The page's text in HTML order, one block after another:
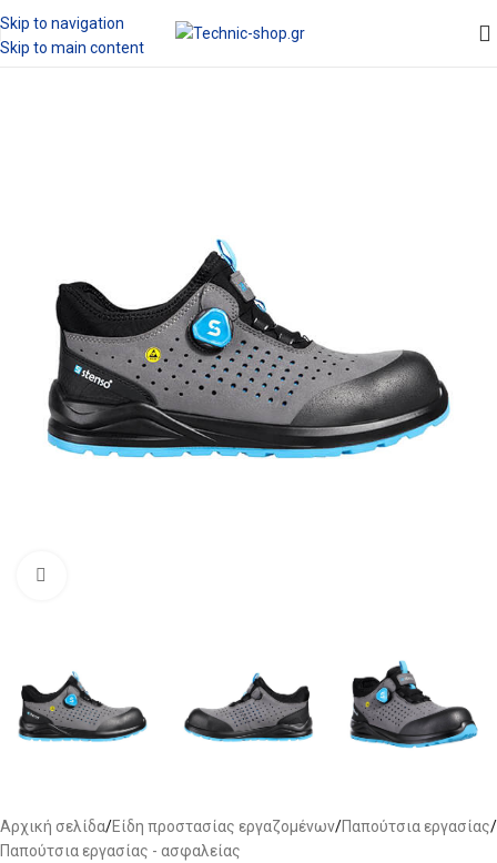
Skip to navigation
Skip to main content
Αρχική σελίδα/Είδη προστασίας εργαζομένων/Παπούτσια εργασίας/
Παπούτσια εργασίας - ασφαλείας